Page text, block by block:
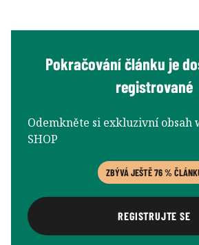
Pokračování článku je
registrované
Odemkněte si exkluzivní obsah
SHOP
ZBÝVÁ JEŠTĚ 76 %
REGISTRUJTE SE